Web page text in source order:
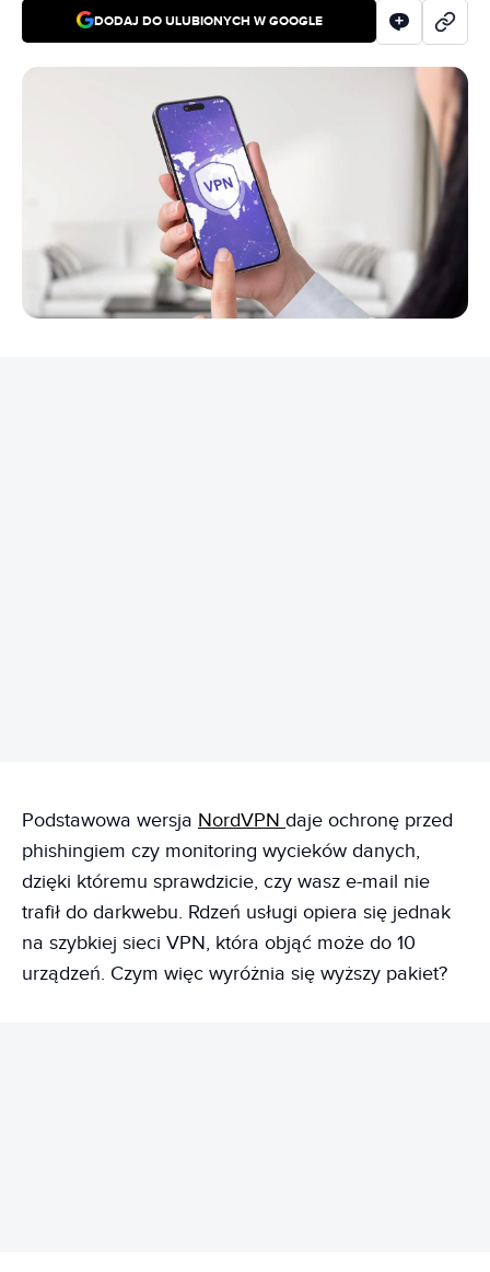
DODAJ DO ULUBIONYCH W GOOGLE
Podstawowa wersja NordVPN daje ochronę przed
phishingiem czy monitoring wycieków danych,
dzięki któremu sprawdzicie, czy wasz e-mail nie
trafił do darkwebu. Rdzeń usługi opiera się jednak
na szybkiej sieci VPN, która objąć może do 10
urządzeń. Czym więc wyróżnia się wyższy pakiet?